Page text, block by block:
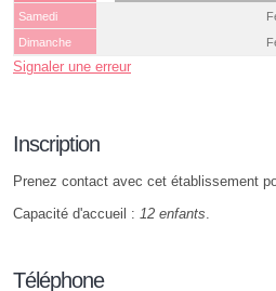
Samedi
Dimanche
Signaler une erreur
Inscription
Prenez contact avec cet établissement
Capacité d'accueil : 12 enfants
Téléphone